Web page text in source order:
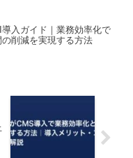
入ガイド｜業務効率化で
削減を実現する方法